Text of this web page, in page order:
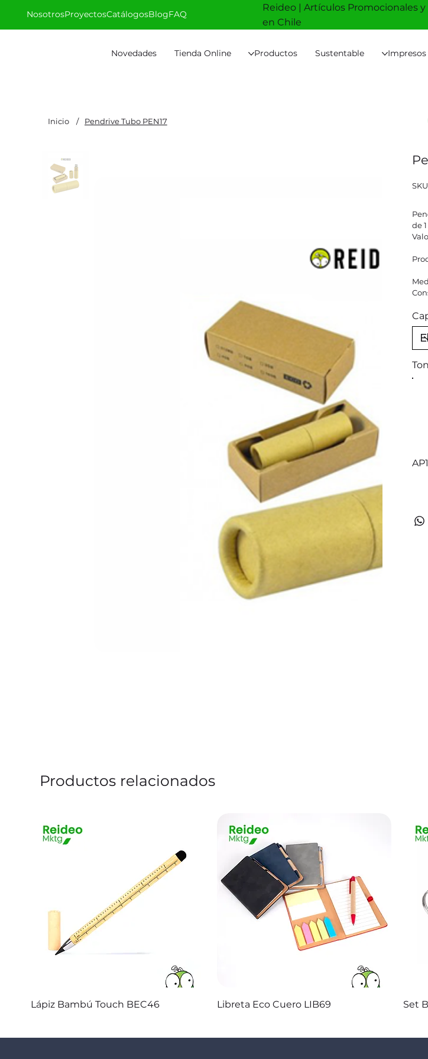
Novedades Tienda Online Productos Sustentable Impresos
NosotrosProyectosCatálogosBlogFAQ
Reideo | Artículos Promocionales
en Chile
Inicio / Pendrive Tubo PEN17
de
Productos relacionados
Vista rápida
Lápiz Bambú Touch BEC46 Vista rápida
Libreta Eco Cuero LIB69 Set